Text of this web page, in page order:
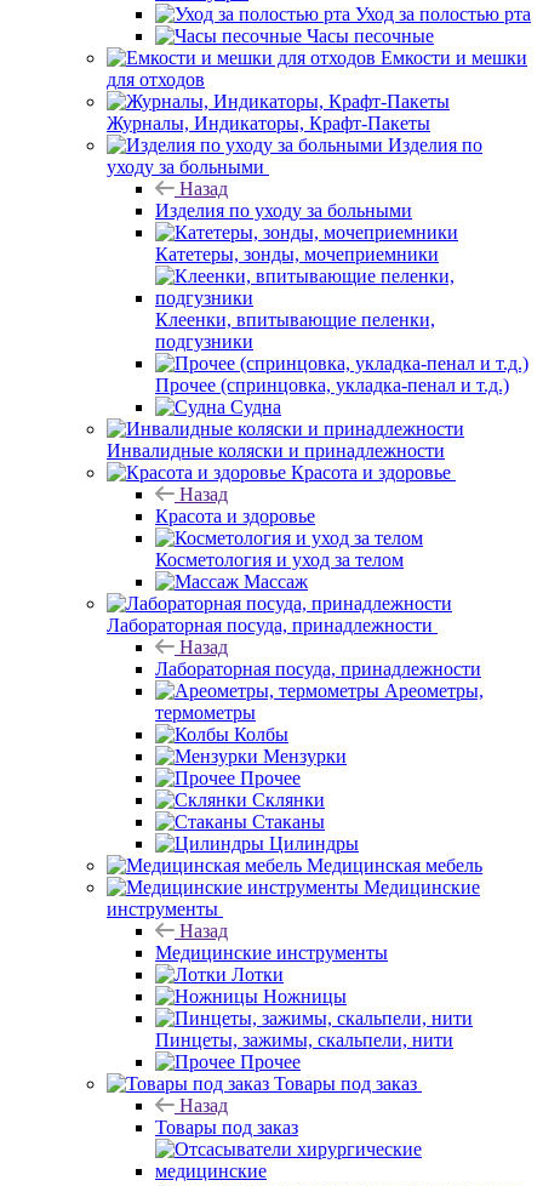
Уход за полостью рта
Часы песочные
Емкости и мешки
для отходов
Журналы, Индикаторы, Крафт-Пакеты
Изделия по
уходу за больными
Назад
Изделия по уходу за больными
Катетеры, зонды, мочеприемники
Клеенки, впитывающие пеленки,
подгузники
Прочее (спринцовка, укладка-пенал и т.д.)
Судна
Инвалидные коляски и принадлежности
Красота и здоровье
Назад
Красота и здоровье
Косметология и уход за телом
Массаж
Лабораторная посуда, принадлежности
Назад
Лабораторная посуда, принадлежности
Ареометры,
термометры
Колбы
Мензурки
Прочее
Склянки
Стаканы
Цилиндры
Медицинская мебель
Медицинские
инструменты
Назад
Медицинские инструменты
Лотки
Ножницы
Пинцеты, зажимы, скальпели, нити
Прочее
Товары под заказ
Назад
Товары под заказ